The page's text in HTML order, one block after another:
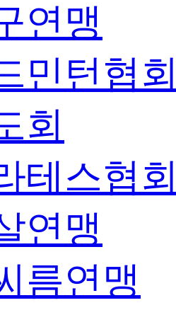
연맹
민턴협
회
테스협
연맹
름연맹